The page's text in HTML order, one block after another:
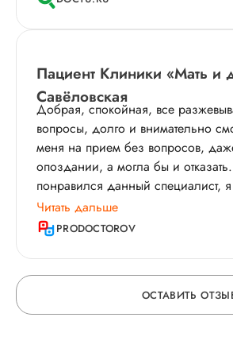
спасибо!
Пациент Клиники «Мать и
Савёловская
Добрая, спокойная, все
вопросы, долго и внимательно
меня на прием без вопросов,
опоздании, а могла бы и
понравился данный специалист,
ней по поводу беременности, я
минут, пришлось подождать
была виновата, надо было раньше
дома, там были пробки. В
симпатично, приветливая
измерила все размеры и начала
показывать на экране, все
Читать дальше
PRODOCTOROV
ОСТАВИТЬ